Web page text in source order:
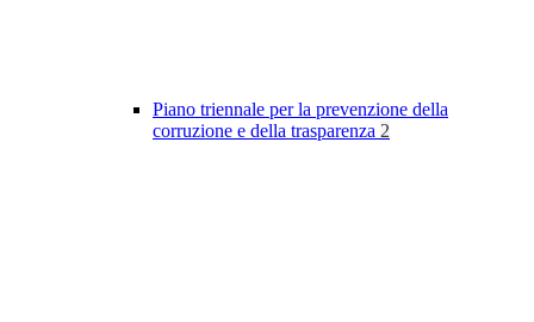
Piano triennale per la prevenzione della
corruzione e della trasparenza 2